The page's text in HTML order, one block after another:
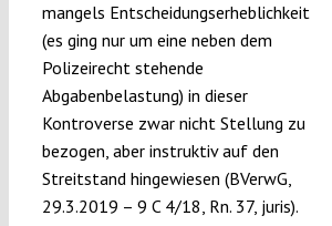
mangels Entscheidungserheblichkeit
(es ging nur um eine neben dem
Polizeirecht stehende
Abgabenbelastung) in dieser
Kontroverse zwar nicht Stellung zu
bezogen, aber instruktiv auf den
Streitstand hingewiesen (BVerwG,
29.3.2019 – 9 C 4/18, Rn. 37, juris).